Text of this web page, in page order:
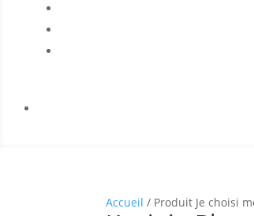
Accueil / Produit Je choisi